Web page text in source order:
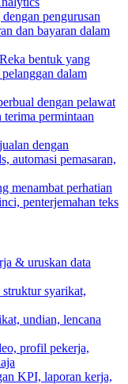
pengurusan
dan bayaran dalam
Reka bentuk yang
dalam
dengan pelawat
terima permintaan
dengan
automasi pemasaran,
menambat perhatian
penterjemahan teks
& uruskan data
syarikat,
undian, lencana
profil pekerja,
KPI, laporan kerja,